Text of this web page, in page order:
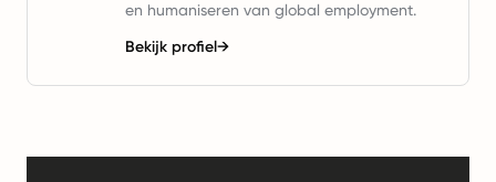
en humaniseren van global employment.
Bekijk profiel→